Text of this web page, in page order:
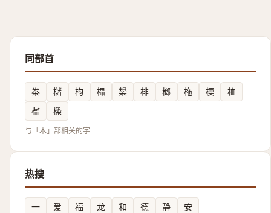
同部首
桊 櫧 枃 櫑 槼 棑 榔 柂 㮕
桖
檻
㮪
与「木」部相关的字
热搜
一 爱 福 龙 和 德 静 安